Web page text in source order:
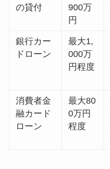
の貸付
900万
円
銀行カー
ドローン
最大1,
000万
円程度
消費者金
融カード
ローン
最大80
0万円
程度